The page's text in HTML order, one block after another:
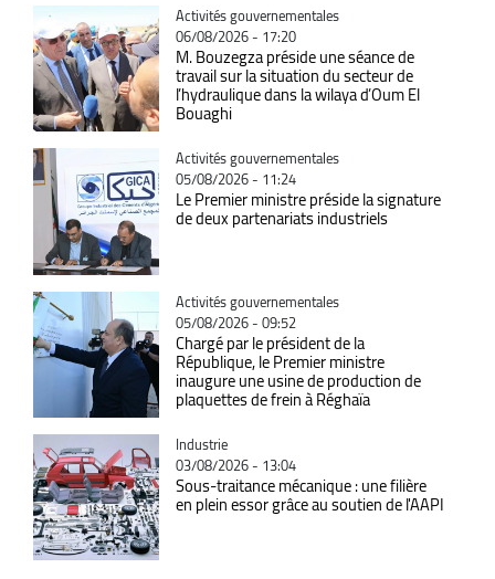
Catégorie
Activités gouvernementales
06/08/2026 - 17:20
M. Bouzegza préside une séance de
travail sur la situation du secteur de
l’hydraulique dans la wilaya d’Oum El
Bouaghi
Catégorie
Activités gouvernementales
05/08/2026 - 11:24
Le Premier ministre préside la signature
de deux partenariats industriels
Catégorie
Activités gouvernementales
05/08/2026 - 09:52
Chargé par le président de la
République, le Premier ministre
inaugure une usine de production de
plaquettes de frein à Réghaïa
Catégorie
Industrie
03/08/2026 - 13:04
Sous-traitance mécanique : une filière
en plein essor grâce au soutien de l'AAPI